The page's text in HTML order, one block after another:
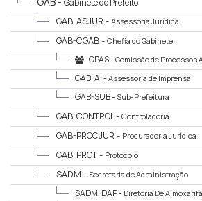
Gabinete do Prefeito
GAB-ASJUR - Assessoria Jurídica
GAB-CGAB - Chefia do Gabinete
CPAS -Comissão de Processos
Sancionatórios
GAB-AI -Assessoria de Imprensa
GAB-SUB - Sub-Prefeitura
GAB-CONTROL - Controladoria
GAB-PROCJUR - Procuradoria Jurídica
GAB-PROT - Protocolo
SADM - Secretaria de Administração
SADM-DAP - Diretoria De